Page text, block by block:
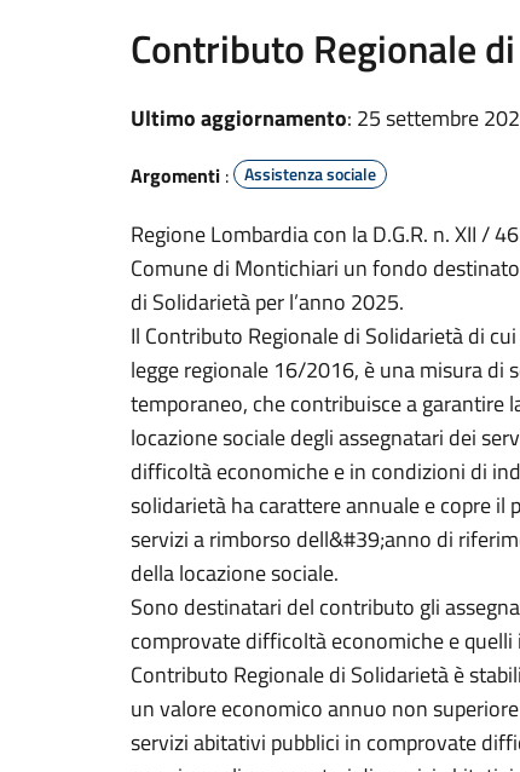
Contributo Regionale
Ultimo aggiornamento: 25 settembre
Argomenti : Assistenza sociale
Regione Lombardia con la D.G.R. n. XII /
Comune di Montichiari un fondo
di Solidarietà per l’anno 2025.
Il Contributo Regionale di Solidarietà di
legge regionale 16/2016, è una misura di
temporaneo, che contribuisce a garantire
locazione sociale degli assegnatari dei
difficoltà economiche e in condizioni di
solidarietà ha carattere annuale e copre il
servizi a rimborso dell&#39;anno di
della locazione sociale.
Sono destinatari del contributo gli
comprovate difficoltà economiche e quelli
Contributo Regionale di Solidarietà è
un valore economico annuo non
servizi abitativi pubblici in comprovate